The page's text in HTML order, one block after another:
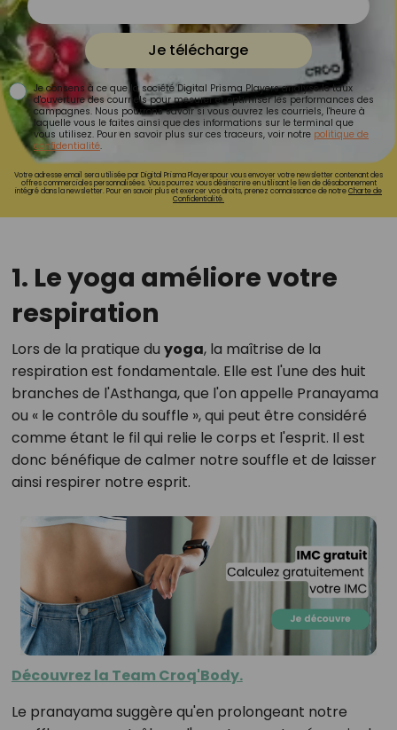
Je télécharge
Je consens à ce que la société Digital Prisma Players analyse le taux
d'ouverture des courriels pour mesurer et optimiser les performances des
campagnes. Nous pourrons savoir si vous ouvrez les courriels, l'heure à
laquelle vous le faites ainsi que des informations sur le terminal que
vous utilisez. Pour en savoir plus sur ces traceurs, voir notre politique de
confidentialité.
Votre adresse email sera utilisée par Digital Prisma Playerspour vous envoyer votre newsletter contenant des
offres commerciales personnalisées. Vous pourrez vous désinscrire en utilisant le lien de désabonnement
intégré dans la newsletter. Pour en savoir plus et exercer vos droits, prenez connaissance de notreCharte de
Confidentialité.
1. Le yoga améliore votre
respiration
Lors de la pratique du yoga, la maîtrise de la
respiration est fondamentale. Elle est l'une des huit
branches de l'Asthanga, que l'on appelle Pranayama
ou « le contrôle du souffle », qui peut être considéré
comme étant le fil qui relie le corps et l'esprit. Il est
donc bénéfique de calmer notre souffle et de laisser
ainsi respirer notre esprit.
Découvrez la Team Croq'Body.
Le pranayama suggère qu'en prolongeant notre